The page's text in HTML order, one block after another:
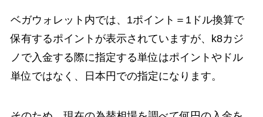
ベガウォレット内では、1ポイント＝1ドル換算で
保有するポイントが表示されていますが、k8カジ
ノで入金する際に指定する単位はポイントやドル
単位ではなく、日本円での指定になります。